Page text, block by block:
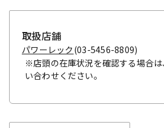
取扱店舗
パワーレック (03-5456-8809)
※店頭の在庫状況を確認する場合
い合わせください。